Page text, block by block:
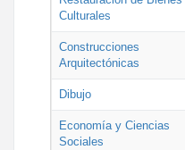
Culturales
Construcciones
Arquitectónicas
Dibujo
Economía y Ciencias
Sociales